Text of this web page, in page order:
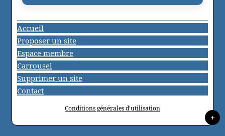
Accueil
Proposer un site
Espace membre
Carrousel
Supprimer un site
Contact
Conditions générales d'utilisation
+